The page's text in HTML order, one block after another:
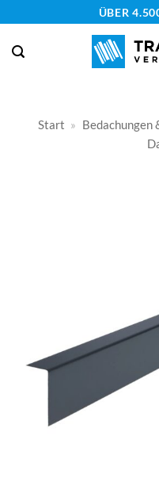
springen
ÜBER
Start » Bedachungen